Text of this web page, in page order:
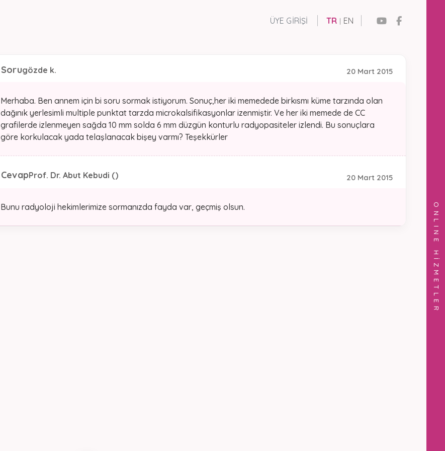
ÜYE GIRIŞI TR | EN
ONLINE HİZMETLER
20 Mart 2015
Sorugözde k.
Merhaba. Ben annem için bi soru sormak istiyorum. Sonuç,her iki memedede birkısmı küme tarzında olan
dağınık yerlesimli multiple punktat tarzda microkalsifikasyonlar izenmiştir. Ve her iki memede de CC
grafilerde izlenmeyen sağda 10 mm solda 6 mm düzgün konturlu radyopasiteler izlendi. Bu sonuçlara
göre korkulacak yada telaşlanacak bişey varmı? Teşekkürler
20 Mart 2015
CevapProf. Dr. Abut Kebudi ()
Bunu radyoloji hekimlerimize sormanızda fayda var, geçmiş olsun.